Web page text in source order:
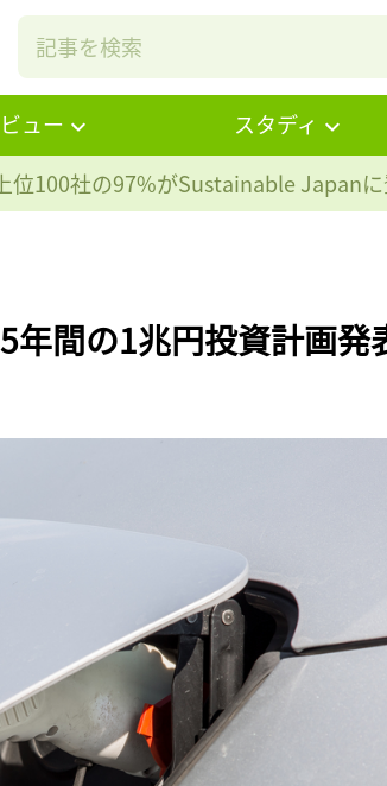
ュー スタディ
位100社の97%がSustainable Japanに
年間の1兆円投資計画